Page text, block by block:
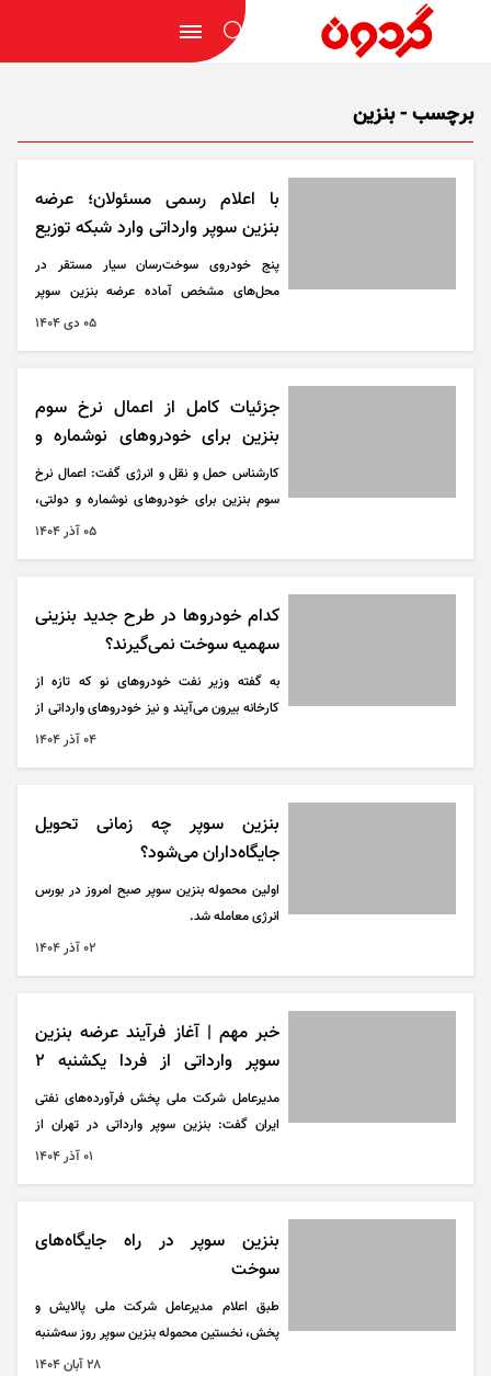
برچسب - بنزین
با اعلام رسمی مسئولان؛ عرضه
بنزین سوپر وارداتی وارد شبکه توزیع
کشور شد
پنج خودروی سوخت‌رسان سیار مستقر در
محل‌های مشخص آماده عرضه بنزین سوپر
۰۵ دی ۱۴۰۴
جزئیات کامل از اعمال نرخ سوم
بنزین برای خودرو‌های نوشماره و
دولتی
کارشناس حمل و نقل و انرژی گفت: اعمال نرخ
سوم بنزین برای خودرو‌های نوشماره و دولتی،
یارانه سوخت را از مصرف غیرضروری جدا می‌کند
۰۵ آذر ۱۴۰۴
کدام خودرو‌ها در طرح جدید بنزینی
سهمیه سوخت نمی‌گیرند؟
به گفته وزیر نفت خودرو‌های نو که تازه از
کارخانه بیرون می‌آیند و نیز خودرو‌های وارداتی از
این پس کارت سوخت دریافت نمی‌کنند.
۰۴ آذر ۱۴۰۴
بنزین سوپر چه زمانی تحویل
جایگاه‌داران می‌شود؟
اولین محموله بنزین سوپر صبح امروز در بورس
انرژی معامله شد.
۰۲ آذر ۱۴۰۴
خبر مهم | آغاز فرآیند عرضه بنزین
سوپر وارداتی از فردا یکشنبه ۲
آذرماه
مدیرعامل شرکت ملی پخش فرآورده‌های نفتی
ایران گفت: بنزین سوپر وارداتی در تهران از
طریق جایگاه‌های خاص و کوچک مقیاس عرضه
۰۱ آذر ۱۴۰۴
بنزین سوپر در راه جایگاه‌های
سوخت
طبق اعلام مدیرعامل شرکت ملی پالایش و
پخش، نخستین محموله بنزین سوپر روز سه‌شنبه
روی تابلو بورس انرژی عرضه شده است؛ اتفاقی
۲۸ آبان ۱۴۰۴